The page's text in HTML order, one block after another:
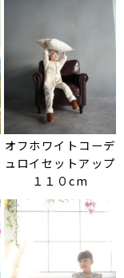
オフホワイトコーデ
ュロイセットアップ
１１０cm